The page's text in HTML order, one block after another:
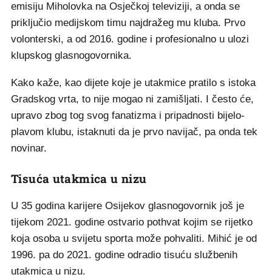
emisiju Miholovka na Osječkoj televiziji, a onda se
priključio medijskom timu najdražeg mu kluba. Prvo
volonterski, a od 2016. godine i profesionalno u ulozi
klupskog glasnogovornika.
Kako kaže, kao dijete koje je utakmice pratilo s istoka
Gradskog vrta, to nije mogao ni zamišljati. I često će,
upravo zbog tog svog fanatizma i pripadnosti bijelo-
plavom klubu, istaknuti da je prvo navijač, pa onda tek
novinar.
Tisuća utakmica u nizu
U 35 godina karijere Osijekov glasnogovornik još je
tijekom 2021. godine ostvario pothvat kojim se rijetko
koja osoba u svijetu sporta može pohvaliti. Mihić je od
1996. pa do 2021. godine odradio tisuću službenih
utakmica u nizu.